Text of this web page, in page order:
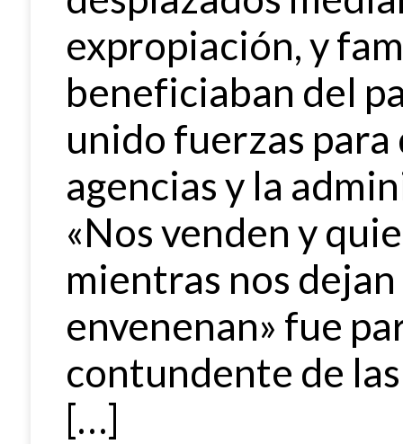
expropiación, y
beneficiaban del
unido fuerzas para
agencias y la
«Nos venden y
mientras nos
envenenan» fue
contundente de
[…]